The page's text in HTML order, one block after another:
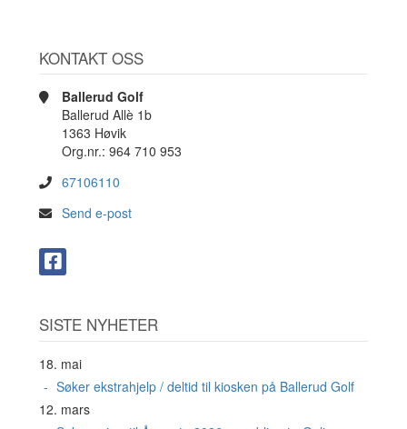
KONTAKT OSS
Ballerud Golf
Ballerud Allè 1b
1363 Høvik
Org.nr.: 964 710 953
67106110
Send e-post
SISTE NYHETER
18. mai
Søker ekstrahjelp / deltid til kiosken på Ballerud Golf
12. mars